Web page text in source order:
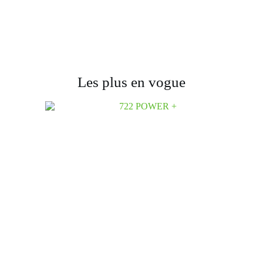
Les plus en vogue